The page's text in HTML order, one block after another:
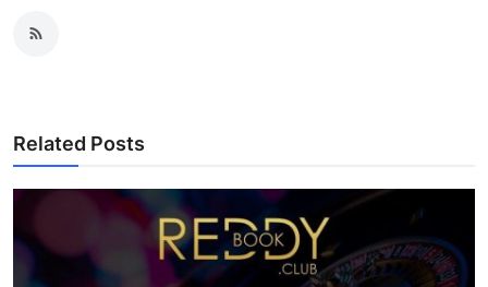
Related Posts